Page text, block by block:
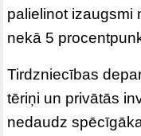
palielinot izaugsmi
nekā 5
Tirdzniecības
tēriņi un privātās
nedaudz